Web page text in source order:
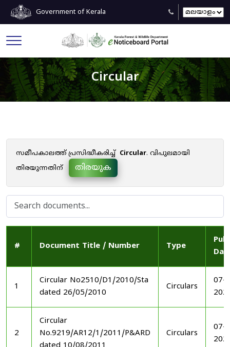
Government of Kerala
Circular
സമീപകാലത്ത് പ്രസിദ്ധീകരിച്ച് Circular. വിപുലമായി
തിരയുന്നതിന്
തിരയുക
# Document Title / Number Type
1
Circular No2510/D1/2010/Sta
dated 26/05/2010
Circulars
07-
2
Circular
No.9219/AR12/1/2011/P&ARD
Circulars
07-